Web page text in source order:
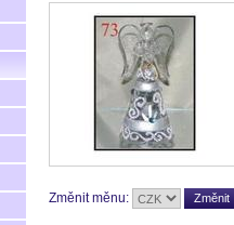
Změnit měnu: